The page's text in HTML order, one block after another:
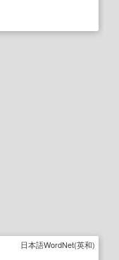
日本語WordNet(英和)